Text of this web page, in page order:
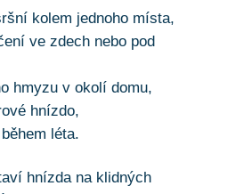
kolem jednoho místa,
ve zdech nebo pod
hmyzu v okolí domu,
hnízdo,
léta.
hnízda na klidných